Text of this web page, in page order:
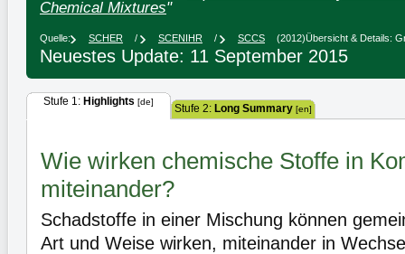
Chemical Mixtures"
Quelle: SCHER / SCENIHR / SCCS (2012)Übersicht & Details:
Neuestes Update: 11 September 2015
Stufe 1: Highlights [de]
Stufe 2: Long Summary [en]
Wie wirken chemische Stoffe in
miteinander?
Schadstoffe in einer Mischung können
Art und Weise wirken, miteinander in